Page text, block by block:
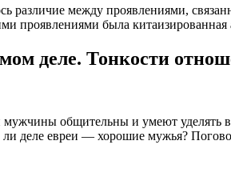
различие между проявлениями,
проявлениями была китаизированная
деле. Тонкости
общительны и умеют
деле евреи — хорошие мужья?